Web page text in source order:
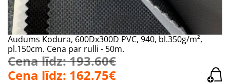
Audums Kodura, 600Dx300D PVC, 940, bl.350g/m²,
pl.150cm. Cena par rulli - 50m.
Cena līdz: 193.60€
Cena līdz: 162.75€